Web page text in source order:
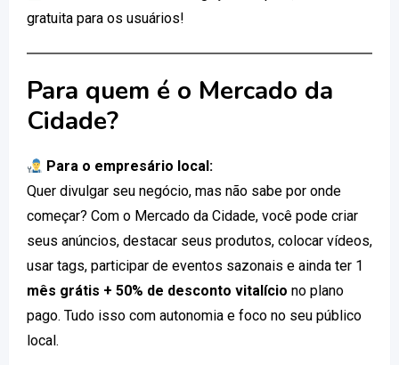
gratuita para os usuários!
Para quem é o Mercado da
Cidade?
Para o empresário local:
Quer divulgar seu negócio, mas não sabe por onde
começar? Com o Mercado da Cidade, você pode criar
seus anúncios, destacar seus produtos, colocar vídeos,
usar tags, participar de eventos sazonais e ainda ter 1
mês grátis + 50% de desconto vitalício no plano
pago. Tudo isso com autonomia e foco no seu público
local.